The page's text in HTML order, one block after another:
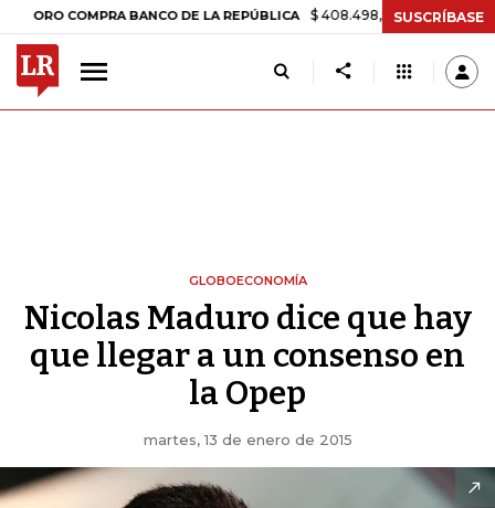
COMPRA BANCO DE LA REPÚBLICA $ 408.498,97 +$ 8.753,81 +2,19%
SUSCRÍBASE
GLOBOECONOMÍA
Nicolas Maduro dice que hay
que llegar a un consenso en
la Opep
martes, 13 de enero de 2015